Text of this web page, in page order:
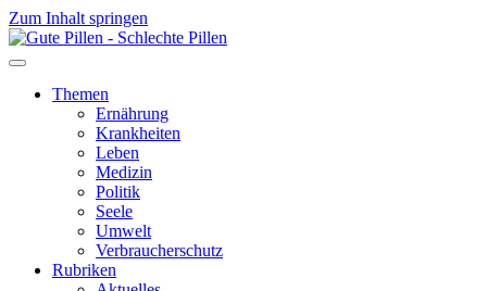
Zum Inhalt springen
Themen
Ernährung
Krankheiten
Leben
Medizin
Politik
Seele
Umwelt
Verbraucherschutz
Rubriken